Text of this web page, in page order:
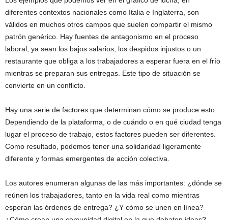
diferentes contextos nacionales como Italia e Inglaterra, son
válidos en muchos otros campos que suelen compartir el mismo
patrón genérico. Hay fuentes de antagonismo en el proceso
laboral, ya sean los bajos salarios, los despidos injustos o un
restaurante que obliga a los trabajadores a esperar fuera en el frío
mientras se preparan sus entregas. Este tipo de situación se
convierte en un conflicto.
Hay una serie de factores que determinan cómo se produce esto.
Dependiendo de la plataforma, o de cuándo o en qué ciudad tenga
lugar el proceso de trabajo, estos factores pueden ser diferentes.
Como resultado, podemos tener una solidaridad ligeramente
diferente y formas emergentes de acción colectiva.
Los autores enumeran algunas de las más importantes: ¿dónde se
reúnen los trabajadores, tanto en la vida real como mientras
esperan las órdenes de entrega? ¿Y cómo se unen en línea?